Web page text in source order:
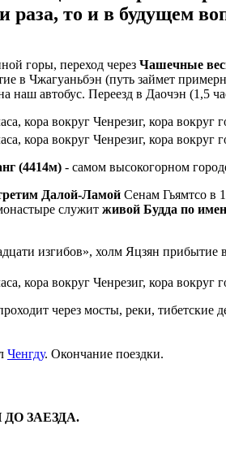
раза, то и в будущем
горы, переход через Чашечные
в Чжагуаньбэн (путь займет
наш автобус. Переезд в Даочэн (1,5
(4414м) - самом высокогорном
Далой-Ламой Сенам Гьямтсо в
служит живой Будда по
изгибов», холм Яцзян
через мосты, реки,
Ченгду. Окончание поездки.
ЗАЕЗДА.